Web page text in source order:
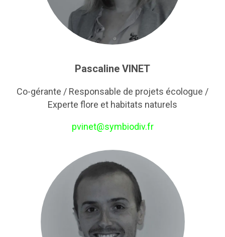
Pascaline VINET
Co-gérante / Responsable de projets écologue /
Experte flore et habitats naturels
pvinet@symbiodiv.fr